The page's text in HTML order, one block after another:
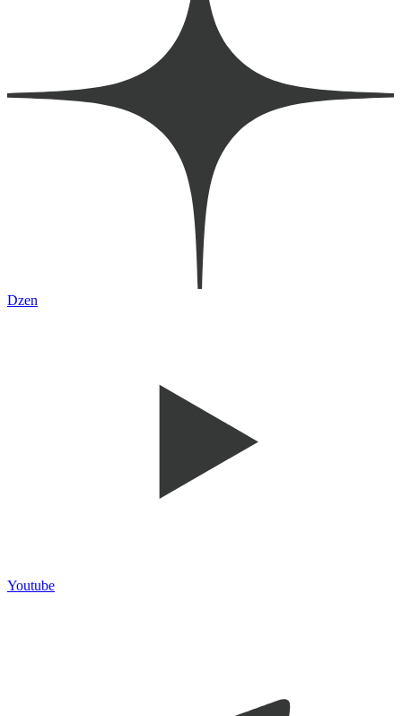
Dzen
Youtube